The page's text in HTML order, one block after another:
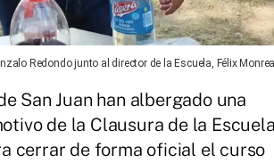
Redondo junto al director de la Escuela, Félix Monreal
San Juan han albergado una
de la Clausura de la Escuela
cerrar de forma oficial el curso